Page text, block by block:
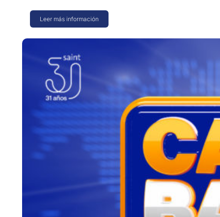
Leer más información